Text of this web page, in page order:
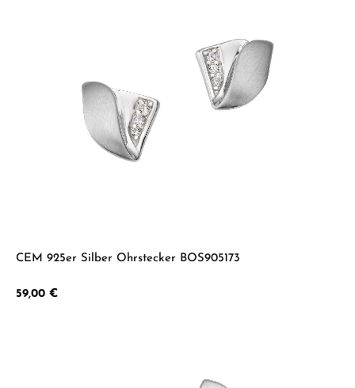
CEM 925er Silber Ohrstecker BOS905173
Regulärer Preis:
59,00 €